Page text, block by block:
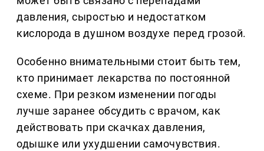
давления, сыростью и недостатком
кислорода в душном воздухе перед грозой.
Особенно внимательными стоит быть тем,
кто принимает лекарства по постоянной
схеме. При резком изменении погоды
лучше заранее обсудить с врачом, как
действовать при скачках давления,
одышке или ухудшении самочувствия.